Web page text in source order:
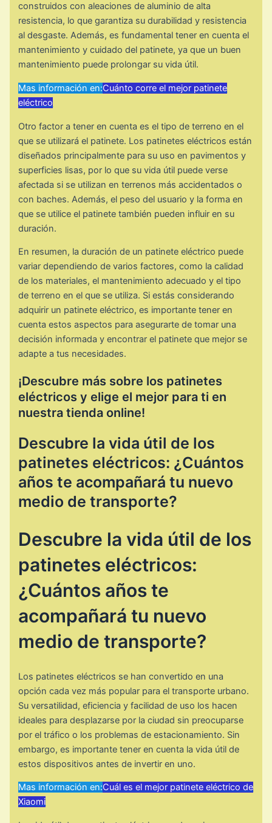
construidos con aleaciones de aluminio de alta
resistencia, lo que garantiza su durabilidad y resistencia
al desgaste. Además, es fundamental tener en cuenta el
mantenimiento y cuidado del patinete, ya que un buen
mantenimiento puede prolongar su vida útil.
Mas información en:Cuánto corre el mejor patinete
eléctrico
Otro factor a tener en cuenta es el tipo de terreno en el
que se utilizará el patinete. Los patinetes eléctricos están
diseñados principalmente para su uso en pavimentos y
superficies lisas, por lo que su vida útil puede verse
afectada si se utilizan en terrenos más accidentados o
con baches. Además, el peso del usuario y la forma en
que se utilice el patinete también pueden influir en su
duración.
En resumen, la duración de un patinete eléctrico puede
variar dependiendo de varios factores, como la calidad
de los materiales, el mantenimiento adecuado y el tipo
de terreno en el que se utiliza. Si estás considerando
adquirir un patinete eléctrico, es importante tener en
cuenta estos aspectos para asegurarte de tomar una
decisión informada y encontrar el patinete que mejor se
adapte a tus necesidades.
¡Descubre más sobre los patinetes
eléctricos y elige el mejor para ti en
nuestra tienda online!
Descubre la vida útil de los
patinetes eléctricos: ¿Cuántos
años te acompañará tu nuevo
medio de transporte?
Descubre la vida útil de los
patinetes eléctricos:
¿Cuántos años te
acompañará tu nuevo
medio de transporte?
Los patinetes eléctricos se han convertido en una
opción cada vez más popular para el transporte urbano.
Su versatilidad, eficiencia y facilidad de uso los hacen
ideales para desplazarse por la ciudad sin preocuparse
por el tráfico o los problemas de estacionamiento. Sin
embargo, es importante tener en cuenta la vida útil de
estos dispositivos antes de invertir en uno.
Mas información en:Cuál es el mejor patinete eléctrico de
Xiaomi